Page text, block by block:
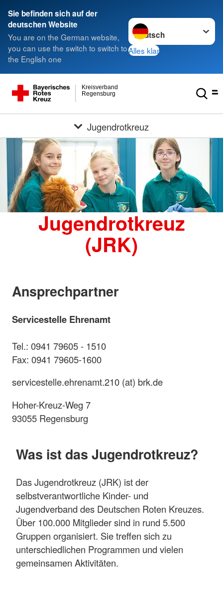
Sie befinden sich auf der
deutschen Website
You are on the German website,
you can use the switch to switch to
the English one
Sprache wechseln zu
Alles klar
Regensburg
Kreisverband
Jugendrotkreuz
Jugendrotkreuz
(JRK)
Ansprechpartner
Servicestelle Ehrenamt
Tel.: 0941 79605 - 1510
Fax: 0941 79605-1600
servicestelle.ehrenamt.210 (at) brk.de
Hoher-Kreuz-Weg 7
93055 Regensburg
Was ist das Jugendrotkreuz?
Das Jugendrotkreuz (JRK) ist der
selbstverantwortliche Kinder- und
Jugendverband des Deutschen Roten Kreuzes.
Über 100.000 Mitglieder sind in rund 5.500
Gruppen organisiert. Sie treffen sich zu
unterschiedlichen Programmen und vielen
gemeinsamen Aktivitäten.